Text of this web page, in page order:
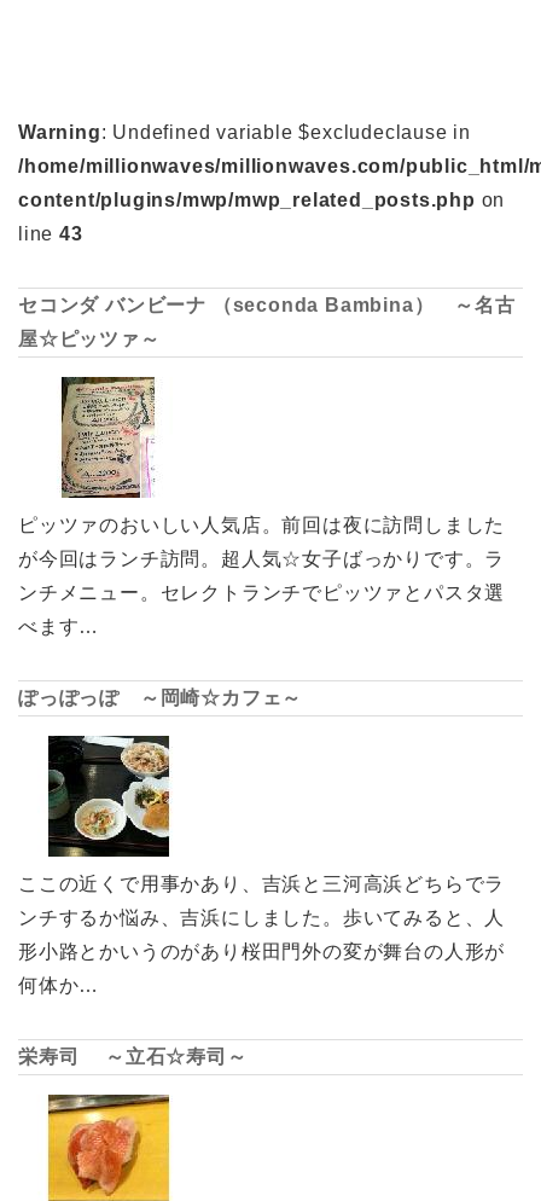
Warning: Undefined variable $excludeclause in
/home/millionwaves/millionwaves.com/public_html/
content/plugins/mwp/mwp_related_posts.php on
line 43
セコンダ バンビーナ （seconda Bambina） ～名古
屋☆ピッツァ～
ピッツァのおいしい人気店。前回は夜に訪問しました
が今回はランチ訪問。超人気☆女子ばっかりです。ラ
ンチメニュー。セレクトランチでピッツァとパスタ選
べます…
ぽっぽっぽ ～岡崎☆カフェ～
ここの近くで用事かあり、吉浜と三河高浜どちらでラ
ンチするか悩み、吉浜にしました。歩いてみると、人
形小路とかいうのがあり桜田門外の変が舞台の人形が
何体か…
栄寿司 ～立石☆寿司～